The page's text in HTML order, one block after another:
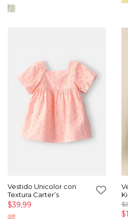
Vestido Unicolor con
Textura Carter’s
$39,99